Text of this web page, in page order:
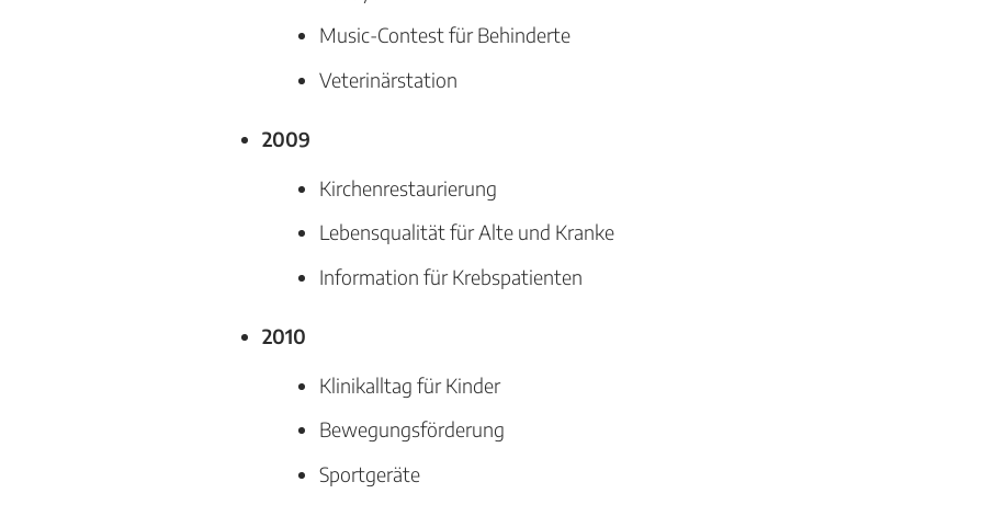
Music-Contest für Behinderte
Veterinärstation
2009
Kirchenrestaurierung
Lebensqualität für Alte und Kranke
Information für Krebspatienten
2010
Klinikalltag für Kinder
Bewegungsförderung
Sportgeräte